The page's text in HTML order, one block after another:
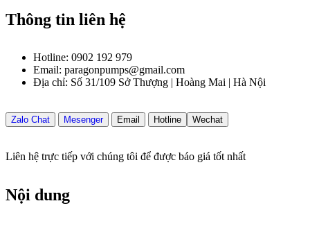
Thông tin liên hệ
Hotline: 0902 192 979
Email: paragonpumps@gmail.com
Địa chỉ: Số 31/109 Sở Thượng | Hoàng Mai | Hà Nội
Zalo Chat Mesenger Email Hotline Wechat
Liên hệ trực tiếp với chúng tôi để được báo giá tốt nhất
Nội dung